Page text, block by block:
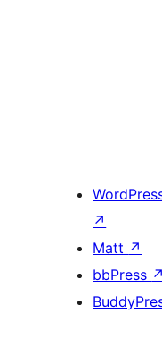
↗
Matt ↗
bbPress ↗